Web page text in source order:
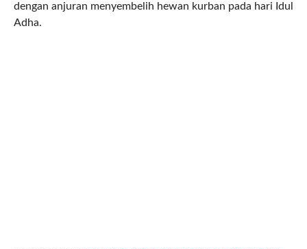
dengan anjuran menyembelih hewan kurban pada hari Idul
Adha.